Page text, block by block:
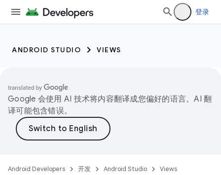
登录
ANDROID STUDIO VIEWS
Google 会使用 AI 技术将内容翻译成您偏好的语言。AI 翻
译可能包含错误。
Android Developers 开发 Android Studio Views